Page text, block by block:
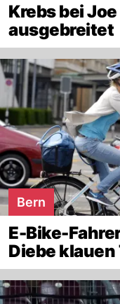
Krebs bei
ausgebreitet
Bern
E-Bike-
Diebe klauen